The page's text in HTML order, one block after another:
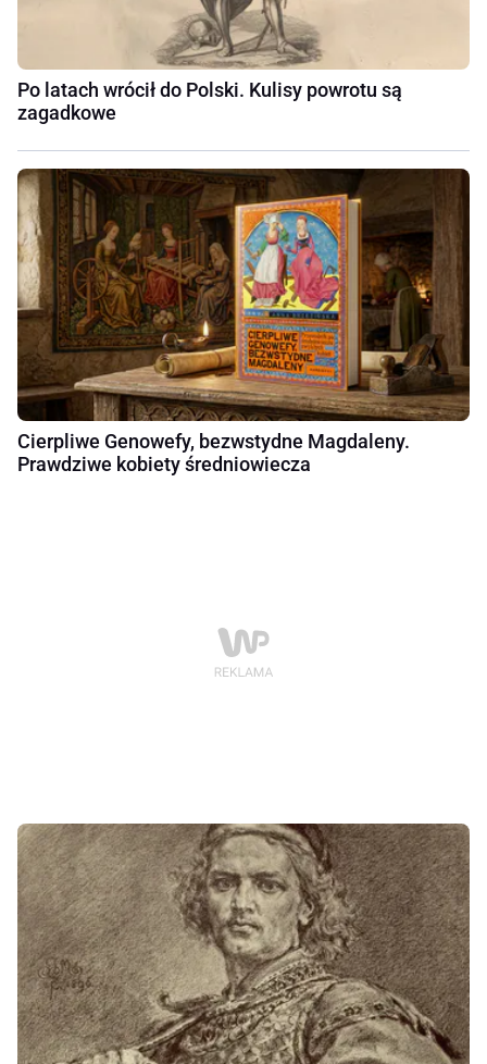
Po latach wrócił do Polski. Kulisy powrotu są
zagadkowe
Cierpliwe Genowefy, bezwstydne Magdaleny.
Prawdziwe kobiety średniowiecza